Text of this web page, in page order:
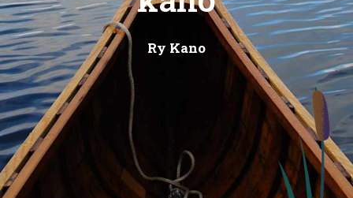
Ry Kano